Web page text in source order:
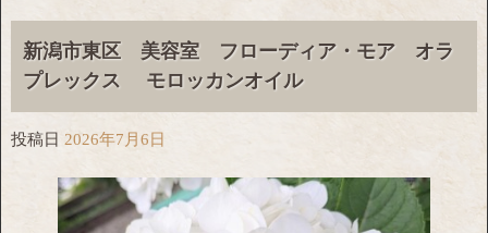
新潟市東区 美容室 フローディア・モア オラ
プレックス モロッカンオイル
投稿日 2026年7月6日